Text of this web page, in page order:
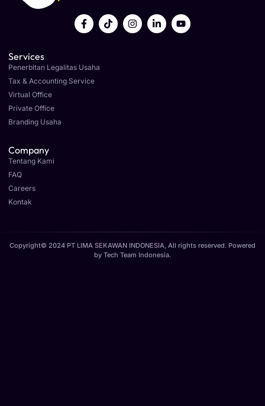
Services
Penerbitan Legalitas Usaha
Tax & Accounting Service
Virtual Office
Private Office
Branding Usaha
Company
Tentang Kami
FAQ
Careers
Kontak
Copyright© 2024 PT LIMA SEKAWAN INDONESIA, All rights reserved. Powered
by Tech Team Indonesia.